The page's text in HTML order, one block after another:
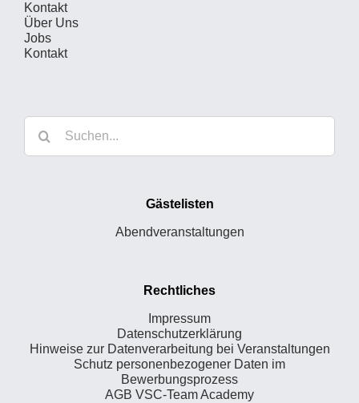
Kontakt
Über Uns
Jobs
Kontakt
Suche
nach:
Gästelisten
Abendveranstaltungen
Rechtliches
Impressum
Datenschutzerklärung
Hinweise zur Datenverarbeitung bei Veranstaltungen
Schutz personenbezogener Daten im
Bewerbungsprozess
AGB VSC-Team Academy